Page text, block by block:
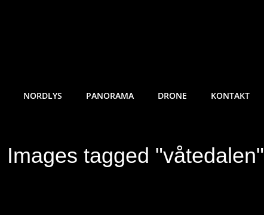
NORDLYS PANORAMA DRONE KONTAKT
Images tagged "våtedalen"